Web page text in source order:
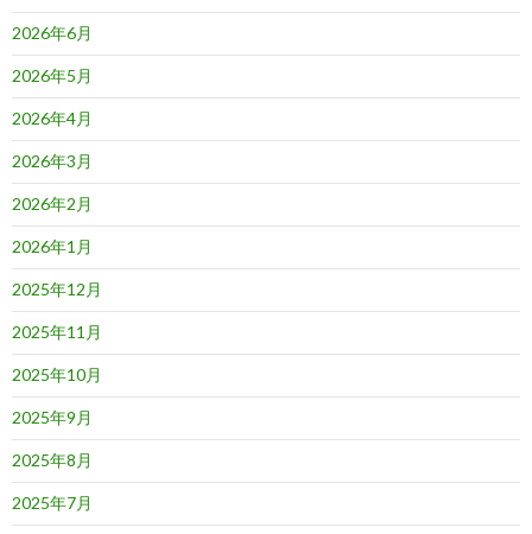
2026年6月
2026年5月
2026年4月
2026年3月
2026年2月
2026年1月
2025年12月
2025年11月
2025年10月
2025年9月
2025年8月
2025年7月